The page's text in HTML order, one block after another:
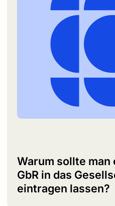
Warum sollte
GbR in das
eintragen lassen?